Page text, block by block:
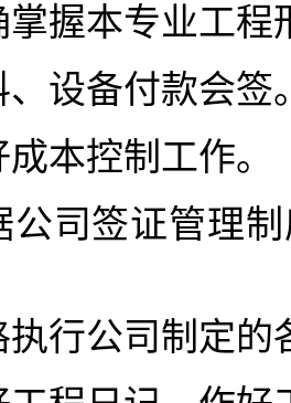
掌握本专业工程
、设备付款会签
本控制工作。
公司签证管理
执行公司制定的